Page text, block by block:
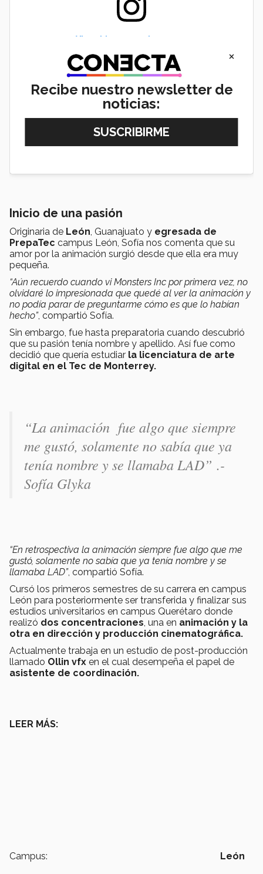
View this post on Instagram
Inicio de una pasión
Originaria de León , Guanajuato y egresada de
PrepaTec campus León, Sofía nos comenta que su
amor por la animación surgió desde que ella era muy
pequeña.
“Aún recuerdo cuando vi Monsters Inc por primera vez, no
olvidaré lo impresionada que quedé al ver la animación y
no podía parar de preguntarme cómo es que lo habían
hecho”, compartió Sofía.
Sin embargo, fue hasta preparatoria cuando descubrió
que su pasión tenía nombre y apellido. Así fue como
decidió que quería estudiar la licenciatura de arte
digital en el Tec de Monterrey.
“La animación fue algo que siempre
me gustó, solamente no sabía que ya
tenía nombre y se llamaba LAD” .-
Sofía Glyka
“En retrospectiva la animación siempre fue algo que me
gustó, solamente no sabía que ya tenía nombre y se
llamaba LAD”, compartió Sofía.
Cursó los primeros semestres de su carrera en campus
León para posteriormente ser transferida y finalizar sus
estudios universitarios en campus Querétaro donde
realizó dos concentraciones , una en animación y la
otra en dirección y producción cinematográfica.
Actualmente trabaja en un estudio de post-producción
llamado Ollin vfx en el cual desempeña el papel de
asistente de coordinación.
LEER MÁS:
Campus: León
×
Recibe nuestro newsletter de
noticias: